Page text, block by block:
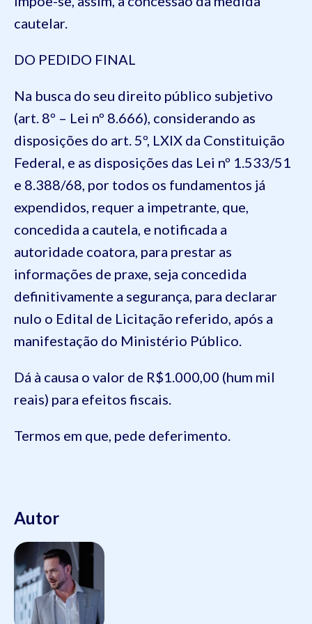
cautelar.
DO PEDIDO FINAL
Na busca do seu direito público subjetivo
(art. 8º – Lei nº 8.666), considerando as
disposições do art. 5º, LXIX da Constituição
Federal, e as disposições das Lei nº 1.533/51
e 8.388/68, por todos os fundamentos já
expendidos, requer a impetrante, que,
concedida a cautela, e notificada a
autoridade coatora, para prestar as
informações de praxe, seja concedida
definitivamente a segurança, para declarar
nulo o Edital de Licitação referido, após a
manifestação do Ministério Público.
Dá à causa o valor de R$1.000,00 (hum mil
reais) para efeitos fiscais.
Termos em que, pede deferimento.
Autor